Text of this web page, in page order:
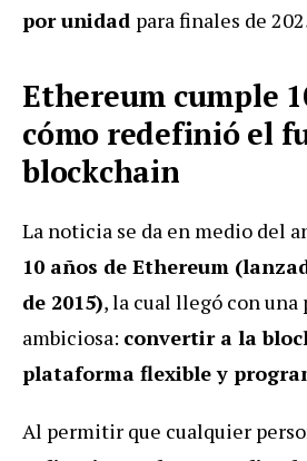
por unidad para finales de
Ethereum cumple
cómo redefinió el
blockchain
La noticia se da en medio del
10 años de Ethereum
de 2015), la cual llegó con una
ambiciosa: convertir a la
plataforma flexible y
Al permitir que cualquier